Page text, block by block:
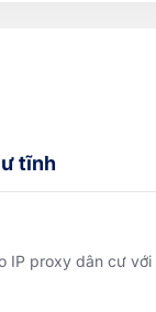
tĩnh
IP proxy dân cư